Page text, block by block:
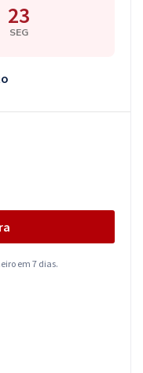
23
SEG
em 7 dias.